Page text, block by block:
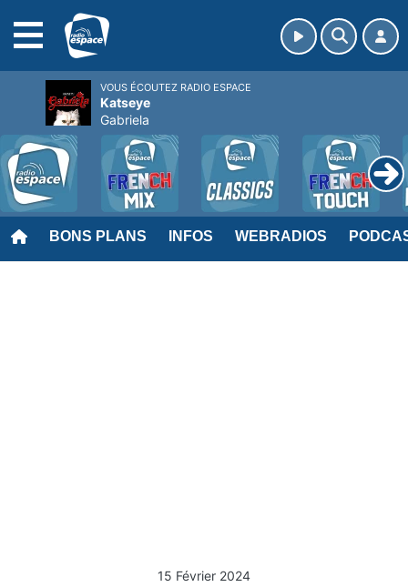
BONS PLANS INFOS WEBRADIOS
15 Février 2024
VOUS ÉCOUTEZ RADIO ESPACE
Katseye
Gabriela